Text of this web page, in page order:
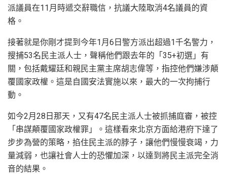
派議員在11月時遞交辭職信，抗議大陸取消4名議員的資
格。
接著就是你剛才提到今年1月6日警方派出超過1千名警力，
搜捕53名民主派人士，聲稱他們跟去年的「35+初選」有
關，包括戴耀廷和親民主黨主席胡志偉等，指控他們嫌涉顛
覆國家政權。這是自國安法實施以來，最大的一次拘捕行
動。
如今2月28日那天，又有47名民主派人士被抓捕庭審，被控
「串謀顛覆國家政權罪」。這樣看來北京方面給港府下達了
步步為營的策略，掐住民主派的脖子，讓他們慢慢衰竭，力
量減弱，也讓社會人士的恐懼加深，以達到將民主派完全消
音的結果。